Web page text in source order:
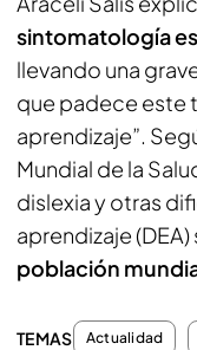
sintomatología
llevando una
que padece este
aprendizaje”.
Mundial de la
dislexia y otras
aprendizaje
población
TEMAS Actualidad